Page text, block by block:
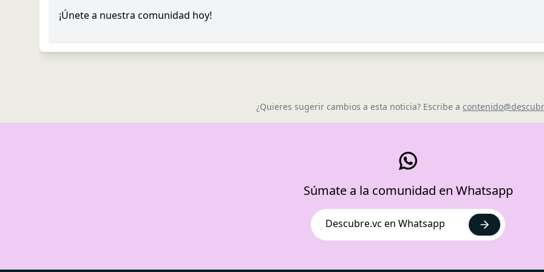
¡Únete a nuestra comunidad hoy!
¿Quieres sugerir cambios a esta noticia? Escribe a
Súmate a la comunidad en Whatsapp
Descubre.vc en Whatsapp